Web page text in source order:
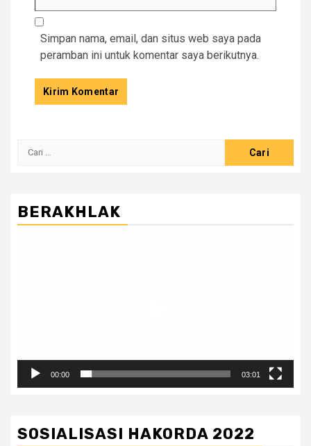
Simpan nama, email, dan situs web saya pada
peramban ini untuk komentar saya berikutnya.
Cari
BERAKHLAK
00:00 03:01
SOSIALISASI HAKORDA 2022